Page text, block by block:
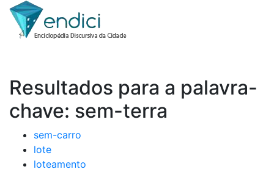
Resultados para a palavra-
chave: sem-terra
sem-carro
lote
loteamento